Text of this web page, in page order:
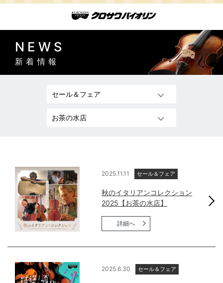
NEWS
新着情報
2025.11.11 セール＆フェア
秋のイタリアンコレクション
2025【お茶の水店】
詳細へ
2025.6.30 セール＆フェア